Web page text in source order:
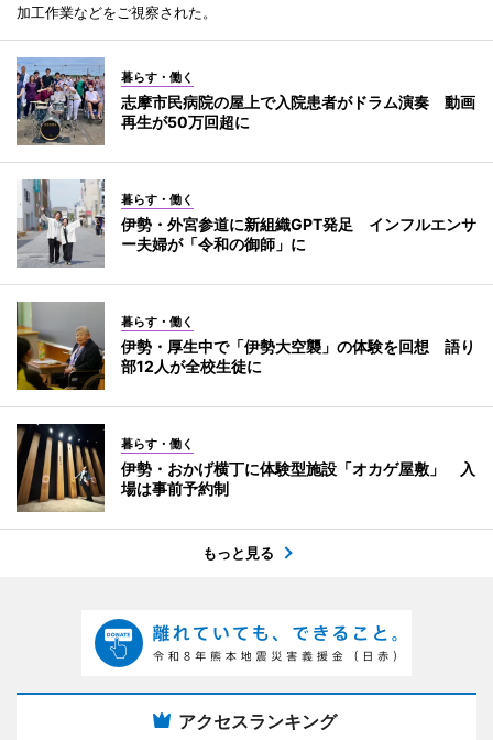
加工作業などをご視察された。
暮らす・働く
志摩市民病院の屋上で入院患者がドラム演奏 動画
再生が50万回超に
暮らす・働く
伊勢・外宮参道に新組織GPT発足 インフルエンサ
ー夫婦が「令和の御師」に
暮らす・働く
伊勢・厚生中で「伊勢大空襲」の体験を回想 語り
部12人が全校生徒に
暮らす・働く
伊勢・おかげ横丁に体験型施設「オカゲ屋敷」 入
場は事前予約制
もっと見る
アクセスランキング